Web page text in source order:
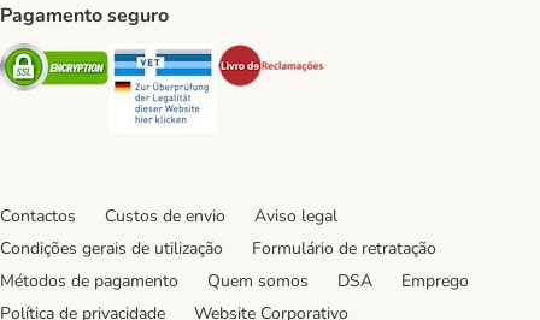
Pagamento seguro
Security Security
Contactos Custos de envio
Aviso legal
Condições gerais de utilização
Formulário de retratação
Métodos de pagamento
Quem somos DSA
Emprego
Política de privacidade
Website Corporativo